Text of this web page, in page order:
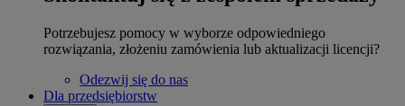
Potrzebujesz pomocy w wyborze odpowiedniego
rozwiązania, złożeniu zamówienia lub aktualizacji licencji?
Odezwij się do nas
Dla przedsiębiorstw